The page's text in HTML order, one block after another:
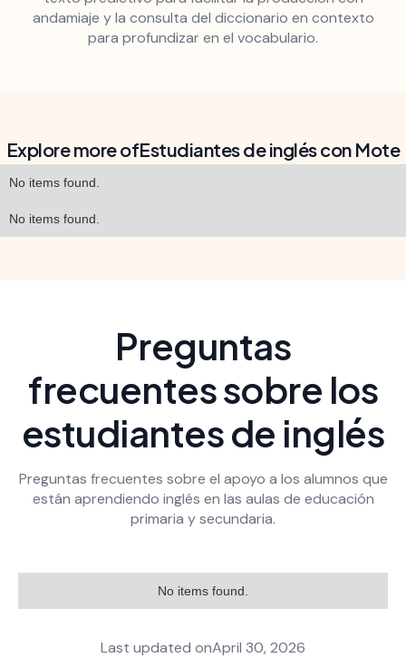
andamiaje y la consulta del diccionario en contexto
para profundizar en el vocabulario.
Explore more ofEstudiantes de inglés con Mote
No items found.
No items found.
Preguntas
frecuentes sobre los
estudiantes de inglés
Preguntas frecuentes sobre el apoyo a los alumnos que
están aprendiendo inglés en las aulas de educación
primaria y secundaria.
No items found.
Last updated onApril 30, 2026